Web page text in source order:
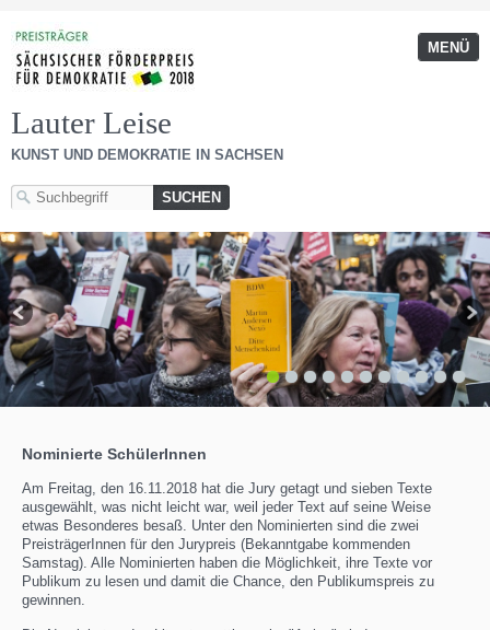
MENÜ
Lauter Leise
KUNST UND DEMOKRATIE IN SACHSEN
1 2 3 4 5 6 7 8 9 10 11
Nominierte SchülerInnen
Am Freitag, den 16.11.2018 hat die Jury getagt und sieben Texte
ausgewählt, was nicht leicht war, weil jeder Text auf seine Weise
etwas Besonderes besaß. Unter den Nominierten sind die zwei
PreisträgerInnen für den Jurypreis (Bekanntgabe kommenden
Samstag). Alle Nominierten haben die Möglichkeit, ihre Texte vor
Publikum zu lesen und damit die Chance, den Publikumspreis zu
gewinnen.